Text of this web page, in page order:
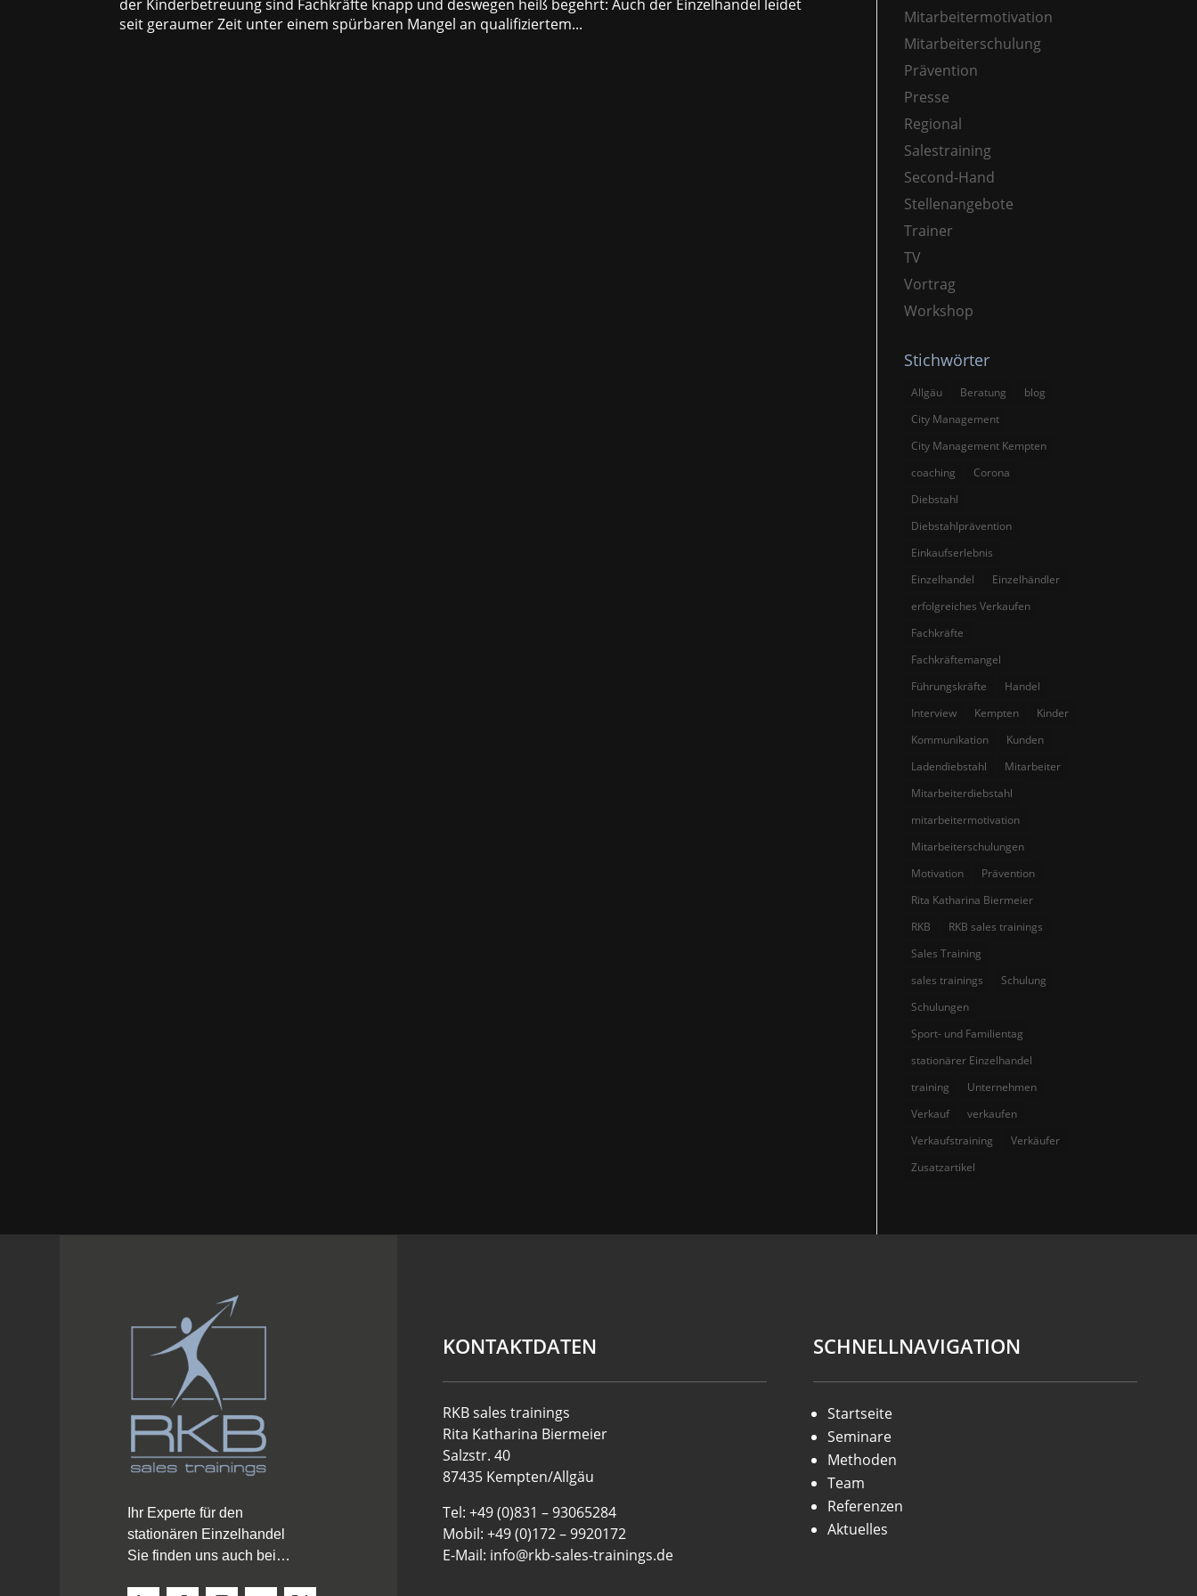
der Kinderbetreuung sind Fachkräfte knapp und deswegen heiß begehrt: Auch der Einzelhandel leidet
seit geraumer Zeit unter einem spürbaren Mangel an qualifiziertem...
Mitarbeitermotivation
Mitarbeiterschulung
Prävention
Presse
Regional
Salestraining
Second-Hand
Stellenangebote
Trainer
TV
Vortrag
Workshop
Stichwörter
Allgäu Beratung
blog
City Management
City Management Kempten
coaching
Corona
Diebstahl
Diebstahlprävention
Einkaufserlebnis
Einzelhandel
Einzelhändler
erfolgreiches Verkaufen
Fachkräfte
Fachkräftemangel
Führungskräfte
Handel
Interview
Kempten
Kinder
Kommunikation
Kunden
Ladendiebstahl
Mitarbeiter
Mitarbeiterdiebstahl
mitarbeitermotivation
Mitarbeiterschulungen
Motivation
Prävention
Rita Katharina Biermeier
RKB
RKB sales trainings
Sales Training
sales trainings
Schulung
Schulungen
Sport- und Familientag
stationärer Einzelhandel
training
Unternehmen
Verkauf
verkaufen
Verkaufstraining
Verkäufer
Zusatzartikel
Ihr Experte für den
stationären Einzelhandel
Sie finden uns auch bei…
KONTAKTDATEN
RKB sales trainings
Rita Katharina Biermeier
Salzstr. 40
87435 Kempten/Allgäu
Tel: +49 (0)831 – 93065284
Mobil: +49 (0)172 – 9920172
E-Mail: info@rkb-sales-trainings.de
SCHNELLNAVIGATION
Startseite
Seminare
Methoden
Team
Referenzen
Aktuelles